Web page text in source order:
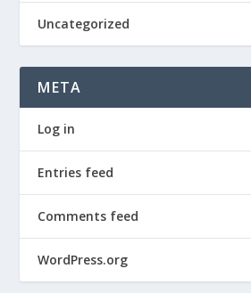
Uncategorized
META
Log in
Entries feed
Comments feed
WordPress.org